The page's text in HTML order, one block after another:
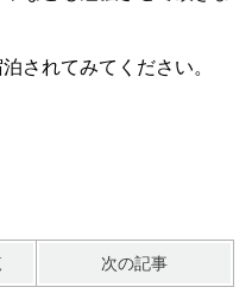
されてみてください。
次の記事